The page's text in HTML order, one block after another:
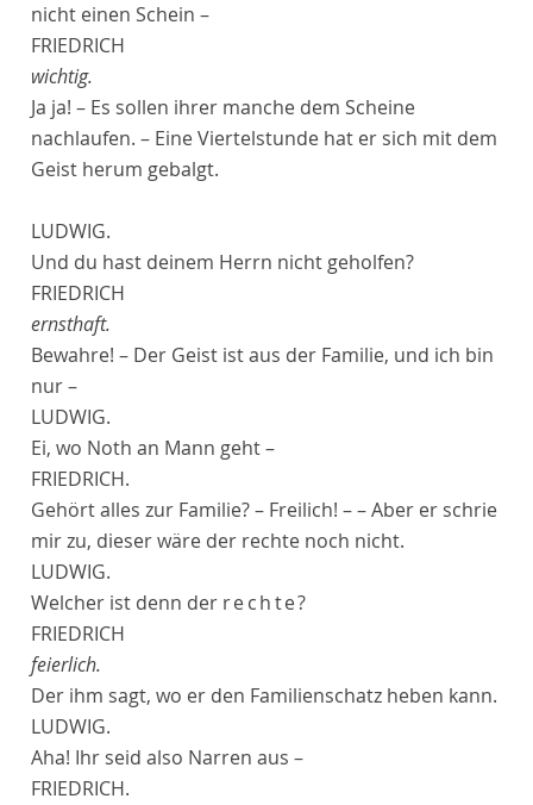
nicht einen Schein –
FRIEDRICH
wichtig.
Ja ja! – Es sollen ihrer manche dem Scheine
nachlaufen. – Eine Viertelstunde hat er sich mit dem
Geist herum gebalgt.
LUDWIG.
Und du hast deinem Herrn nicht geholfen?
FRIEDRICH
ernsthaft.
Bewahre! – Der Geist ist aus der Familie, und ich bin
nur –
LUDWIG.
Ei, wo Noth an Mann geht –
FRIEDRICH.
Gehört alles zur Familie? – Freilich! – – Aber er schrie
mir zu, dieser wäre der rechte noch nicht.
LUDWIG.
Welcher ist denn der rechte?
FRIEDRICH
feierlich.
Der ihm sagt, wo er den Familienschatz heben kann.
LUDWIG.
Aha! Ihr seid also Narren aus –
FRIEDRICH.